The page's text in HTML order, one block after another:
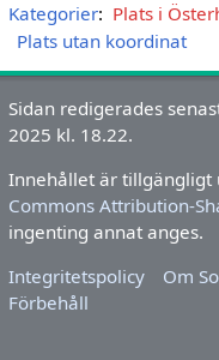
Kategorier: Plats i
Plats utan koordinat
Sidan redigerades
2025 kl. 18.22.
Innehållet är tillgängligt
Commons Attribution-
ingenting annat anges.
Integritetspolicy
Om
Förbehåll